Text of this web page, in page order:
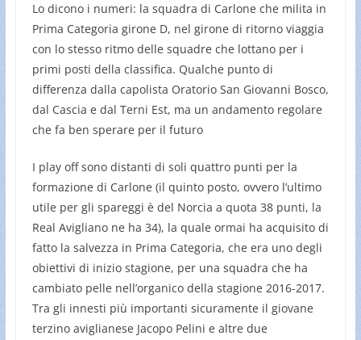
Lo dicono i numeri: la squadra di Carlone che milita in
Prima Categoria girone D, nel girone di ritorno viaggia
con lo stesso ritmo delle squadre che lottano per i
primi posti della classifica. Qualche punto di
differenza dalla capolista Oratorio San Giovanni Bosco,
dal Cascia e dal Terni Est, ma un andamento regolare
che fa ben sperare per il futuro
I play off sono distanti di soli quattro punti per la
formazione di Carlone (il quinto posto, ovvero l’ultimo
utile per gli spareggi è del Norcia a quota 38 punti, la
Real Avigliano ne ha 34), la quale ormai ha acquisito di
fatto la salvezza in Prima Categoria, che era uno degli
obiettivi di inizio stagione, per una squadra che ha
cambiato pelle nell’organico della stagione 2016-2017.
Tra gli innesti più importanti sicuramente il giovane
terzino aviglianese Jacopo Pelini e altre due